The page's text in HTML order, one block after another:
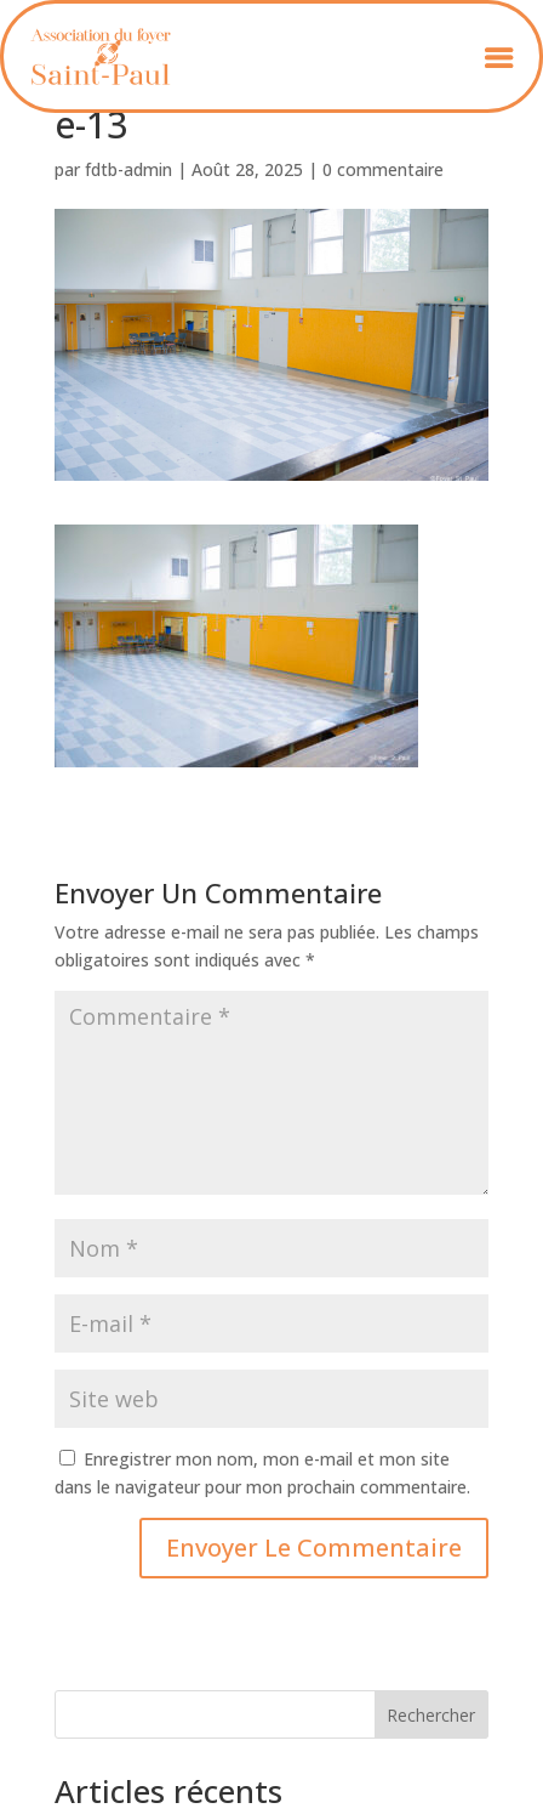
Foyer_St_Paul_avec_scén
e-13
par fdtb-admin | Août 28, 2025 | 0 commentaire
Envoyer Un Commentaire
Votre adresse e-mail ne sera pas publiée. Les champs
obligatoires sont indiqués avec *
Enregistrer mon nom, mon e-mail et mon site
dans le navigateur pour mon prochain commentaire.
Rechercher
Articles récents